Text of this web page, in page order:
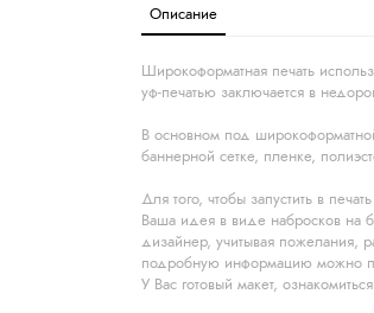
Описание
Широкоформатная печать
уф-печатью заключается в
В основном под
баннерной сетке, пленке,
Для того, чтобы запустить в
Ваша идея в виде набросков на
дизайнер, учитывая пожелания,
подробную информацию можно
У Вас готовый макет,